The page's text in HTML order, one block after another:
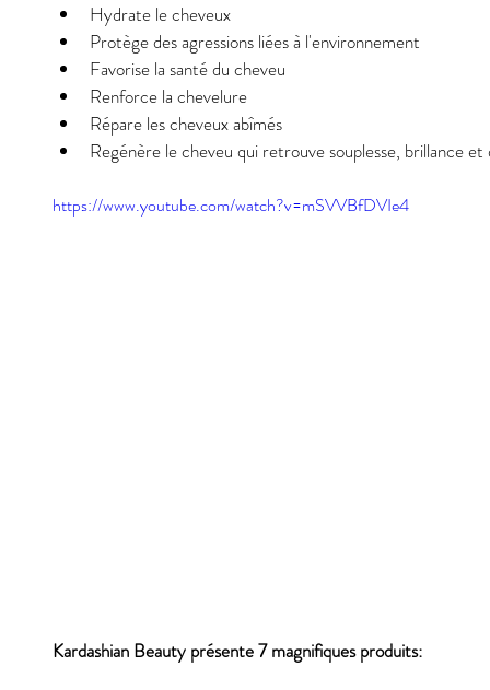
Hydrate le cheveux
Protège des agressions liées à l'environnement
Favorise la santé du cheveu
Renforce la chevelure
Répare les cheveux abîmés
Regénère le cheveu qui retrouve souplesse, brillance
https://www.youtube.com/watch?v=mSVVBfDVIe4
Kardashian Beauty présente 7 magnifiques produits: